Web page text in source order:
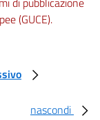
(GUCE).
nascondi